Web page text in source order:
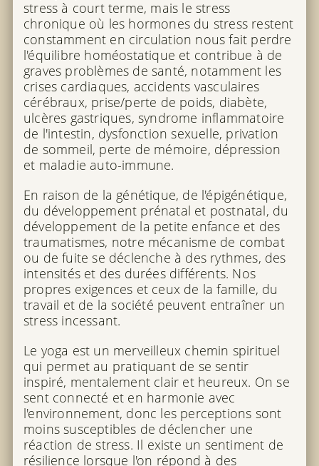
stress à court terme, mais le stress
chronique où les hormones du stress restent
constamment en circulation nous fait perdre
l'équilibre homéostatique et contribue à de
graves problèmes de santé, notamment les
crises cardiaques, accidents vasculaires
cérébraux, prise/perte de poids, diabète,
ulcères gastriques, syndrome inflammatoire
de l'intestin, dysfonction sexuelle, privation
de sommeil, perte de mémoire, dépression
et maladie auto-immune.
En raison de la génétique, de l'épigénétique,
du développement prénatal et postnatal, du
développement de la petite enfance et des
traumatismes, notre mécanisme de combat
ou de fuite se déclenche à des rythmes, des
intensités et des durées différents. Nos
propres exigences et ceux de la famille, du
travail et de la société peuvent entraîner un
stress incessant.
Le yoga est un merveilleux chemin spirituel
qui permet au pratiquant de se sentir
inspiré, mentalement clair et heureux. On se
sent connecté et en harmonie avec
l'environnement, donc les perceptions sont
moins susceptibles de déclencher une
réaction de stress. Il existe un sentiment de
résilience lorsque l'on répond à des